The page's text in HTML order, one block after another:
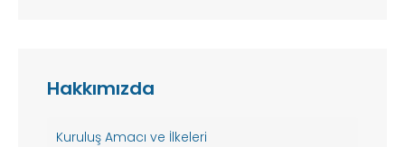
Hakkımızda
Kuruluş Amacı ve İlkeleri